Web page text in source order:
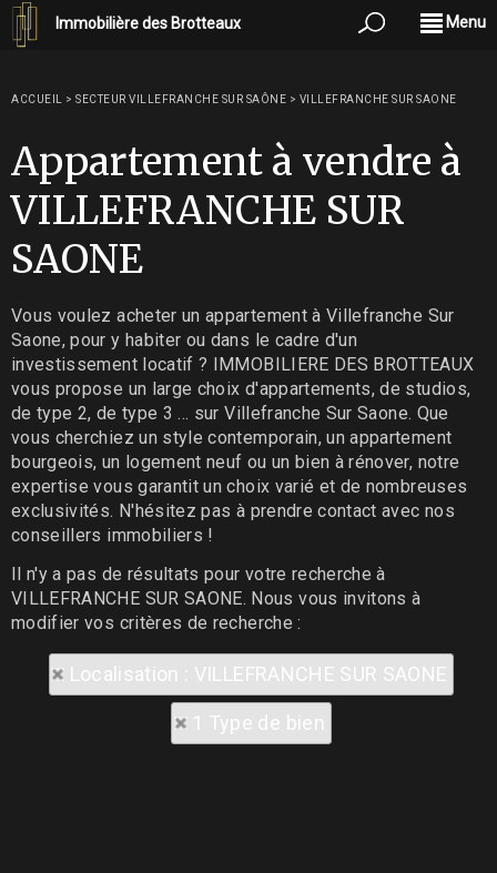
Immobilière des Brotteaux Menu
ACCUEIL > SECTEUR VILLEFRANCHE SUR SAÔNE > VILLEFRANCHE SUR SAONE
Appartement à vendre à
VILLEFRANCHE SUR
SAONE
Vous voulez acheter un appartement à Villefranche Sur
Saone, pour y habiter ou dans le cadre d'un
investissement locatif ? IMMOBILIERE DES BROTTEAUX
vous propose un large choix d'appartements, de studios,
de type 2, de type 3 ... sur Villefranche Sur Saone. Que
vous cherchiez un style contemporain, un appartement
bourgeois, un logement neuf ou un bien à rénover, notre
expertise vous garantit un choix varié et de nombreuses
exclusivités. N'hésitez pas à prendre contact avec nos
conseillers immobiliers !
Il n'y a pas de résultats pour votre recherche à
VILLEFRANCHE SUR SAONE. Nous vous invitons à
modifier vos critères de recherche :
Localisation : VILLEFRANCHE SUR SAONE
1 Type de bien